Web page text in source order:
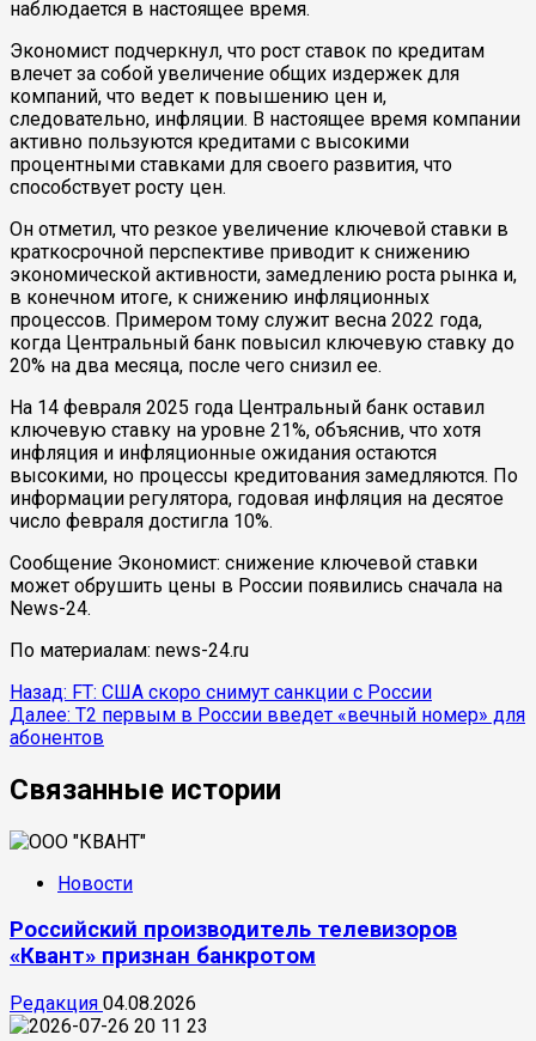
наблюдается в настоящее время.
Экономист подчеркнул, что рост ставок по кредитам
влечет за собой увеличение общих издержек для
компаний, что ведет к повышению цен и,
следовательно, инфляции. В настоящее время компании
активно пользуются кредитами с высокими
процентными ставками для своего развития, что
способствует росту цен.
Он отметил, что резкое увеличение ключевой ставки в
краткосрочной перспективе приводит к снижению
экономической активности, замедлению роста рынка и,
в конечном итоге, к снижению инфляционных
процессов. Примером тому служит весна 2022 года,
когда Центральный банк повысил ключевую ставку до
20% на два месяца, после чего снизил ее.
На 14 февраля 2025 года Центральный банк оставил
ключевую ставку на уровне 21%, объяснив, что хотя
инфляция и инфляционные ожидания остаются
высокими, но процессы кредитования замедляются. По
информации регулятора, годовая инфляция на десятое
число февраля достигла 10%.
Сообщение Экономист: снижение ключевой ставки
может обрушить цены в России появились сначала на
News-24.
По материалам: news-24.ru
Продолжить
чтение
Назад: FT: США скоро снимут санкции с России
Далее: Т2 первым в России введет «вечный номер» для
абонентов
Связанные истории
Новости
Российский производитель телевизоров
«Квант» признан банкротом
Редакция 04.08.2026